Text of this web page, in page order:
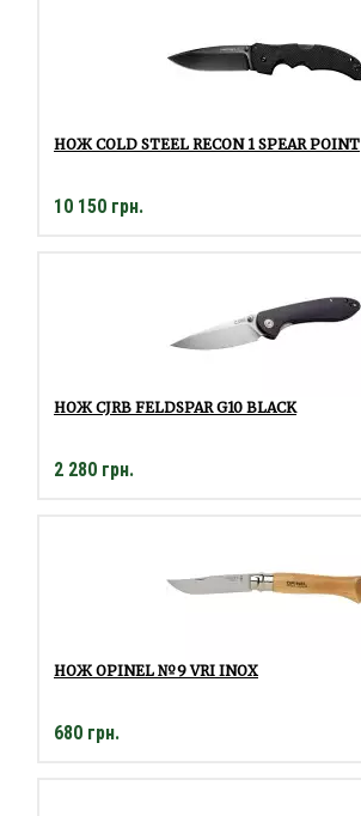
НОЖ COLD STEEL RECON 1 SPEAR POINT
10 150 грн.
НОЖ CJRB FELDSPAR G10 BLACK
2 280 грн.
НОЖ OPINEL №9 VRI INOX
680 грн.